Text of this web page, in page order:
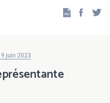
juin 2023